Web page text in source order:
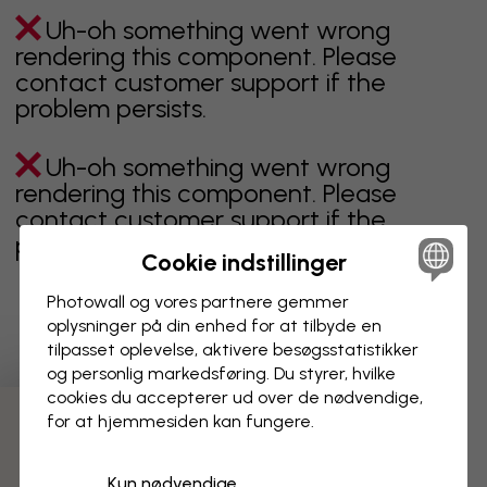
Uh-oh something went wrong
rendering this component. Please
contact customer support if the
problem persists.
Uh-oh something went wrong
rendering this component. Please
contact customer support if the
problem persists.
Viser side 1 af 1 sider
Opdag flere kategorier
Cookie indstillinger
Photowall og vores partnere gemmer
oplysninger på din enhed for at tilbyde en
tilpasset oplevelse, aktivere besøgs­statistikker
og personlig markedsføring. Du styrer, hvilke
cookies du accepterer ud over de nødvendige,
for at hjemmesiden kan fungere.